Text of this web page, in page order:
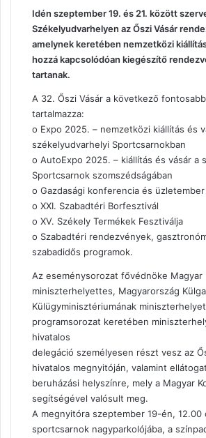
Idén szeptember 19. és 21. között
Székelyudvarhelyen az Őszi Vásár
amelynek keretében nemzetközi
hozzá kapcsolódóan kiegészítő
tartanak.
A 32. Őszi Vásár a következő
tartalmazza:
o Expo 2025. – nemzetközi kiállítás és
székelyudvarhelyi Sportcsarnokban
o AutoExpo 2025. – kiállítás és vásár a
Sportcsarnok szomszédságában
o Gazdasági konferencia és
o XXI. Szabadtéri Borfesztivál
o XV. Székely Termékek Fesztiválja
o Szabadtéri rendezvények,
szabadidős programok.
Az eseménysorozat fővédnöke Magyar
miniszterhelyettes, Magyarország
Külügyminisztériumának
programsorozat keretében
hivatalos
delegáció személyesen részt vesz az
hivatalos megnyitóján, valamint
beruházási helyszínre, mely a Magyar
segítségével valósult meg.
A megnyitóra szeptember 19-én, 12.00
sportcsarnok nagyparkolójába, a